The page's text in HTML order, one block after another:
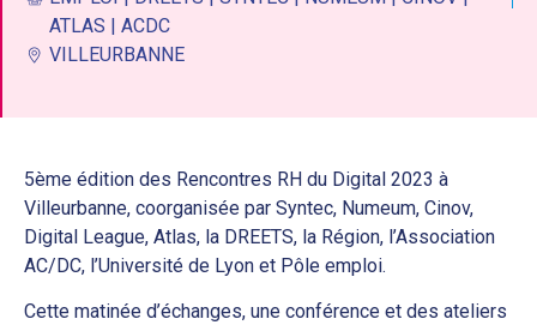
ATLAS | ACDC
VILLEURBANNE
5ème édition des Rencontres RH du Digital 2023 à
Villeurbanne, coorganisée par Syntec, Numeum, Cinov,
Digital League, Atlas, la DREETS, la Région, l’Association
AC/DC, l’Université de Lyon et Pôle emploi.
Cette matinée d’échanges, une conférence et des ateliers